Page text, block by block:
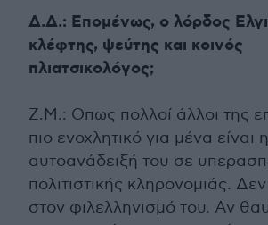
Δ.Δ.: Επομένως, ο λόρδος
κλέφτης, ψεύτης και κοινός
πλιατσικολόγος;
Ζ.Μ.: Οπως πολλοί άλλοι της
πιο ενοχλητικό για μένα είναι η
αυτοανάδειξή του σε
πολιτιστικής κληρονομιάς.
στον φιλελληνισμό του. Αν